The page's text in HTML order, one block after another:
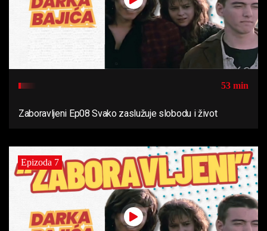
53 min
Zaboravljeni Ep08 Svako zaslužuje slobodu i život
Epizoda 7